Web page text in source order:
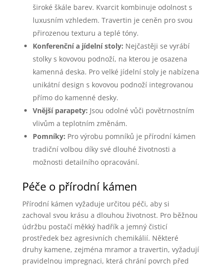
široké škále barev. Kvarcit kombinuje odolnost s
luxusním vzhledem. Travertin je ceněn pro svou
přirozenou texturu a teplé tóny.
Konferenční a jídelní stoly: Nejčastěji se vyrábí
stolky s kovovou podnoží, na kterou je osazena
kamenná deska. Pro velké jídelní stoly je nabízena
unikátní design s kovovou podnoží integrovanou
přímo do kamenné desky.
Vnější parapety: Jsou odolné vůči povětrnostním
vlivům a teplotním změnám.
Pomníky: Pro výrobu pomníků je přírodní kámen
tradiční volbou díky své dlouhé životnosti a
možnosti detailního opracování.
Péče o přírodní kámen
Přírodní kámen vyžaduje určitou péči, aby si
zachoval svou krásu a dlouhou životnost. Pro běžnou
údržbu postačí měkký hadřík a jemný čisticí
prostředek bez agresivních chemikálií. Některé
druhy kamene, zejména mramor a travertin, vyžadují
pravidelnou impregnaci, která chrání povrch před